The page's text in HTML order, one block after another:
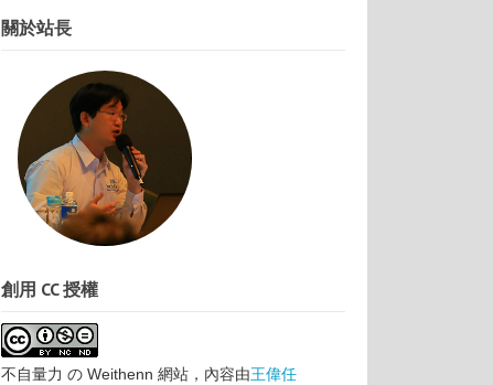
關於站長
創用 CC 授權
不自量力 の Weithenn 網站 ，內容由王偉任